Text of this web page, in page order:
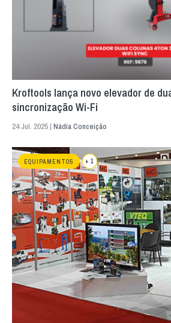
Kroftools lança novo elevador de
sincronização Wi-Fi
24 Jul. 2025 | Nádia Conceição
EQUIPAMENTOS + 1